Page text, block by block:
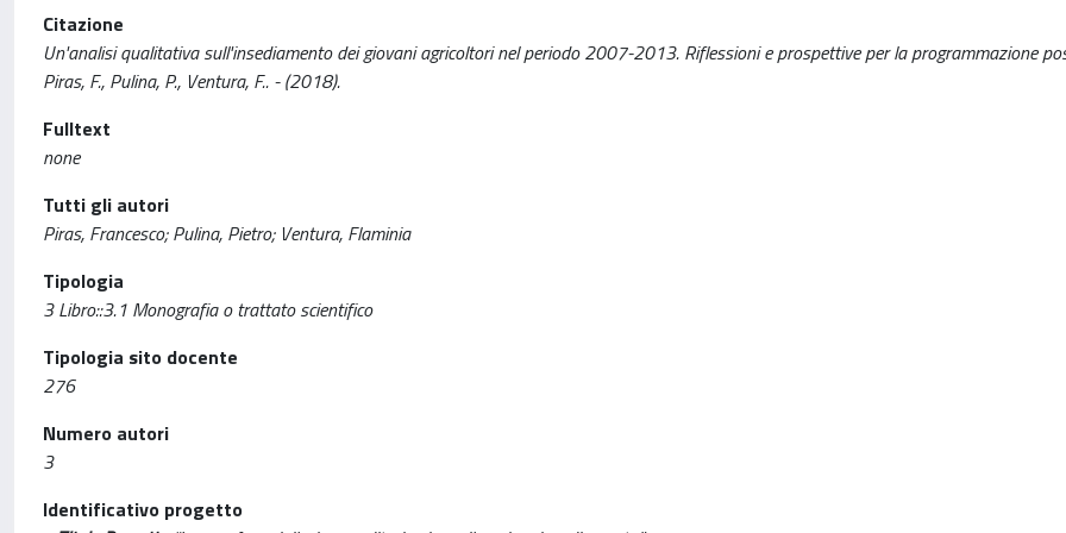
Citazione
Un'analisi qualitativa sull'insediamento dei giovani agricoltori nel periodo 2007-2013. Riflessioni e prospettive per la programmazione
Piras, F., Pulina, P., Ventura, F.. - (2018).
Fulltext
none
Tutti gli autori
Piras, Francesco; Pulina, Pietro; Ventura, Flaminia
Tipologia
3 Libro::3.1 Monografia o trattato scientifico
Tipologia sito docente
276
Numero autori
3
Identificativo progetto